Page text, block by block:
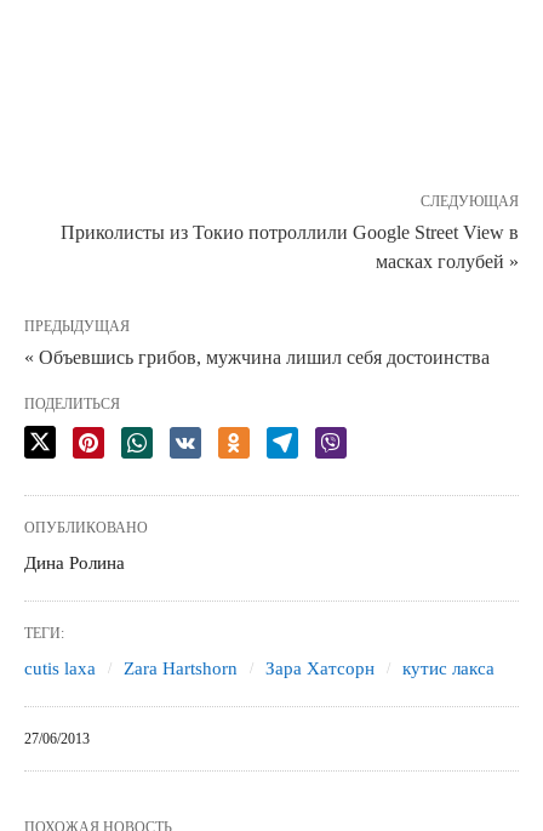
СЛЕДУЮЩАЯ
Приколисты из Токио потроллили Google Street View в
масках голубей »
ПРЕДЫДУЩАЯ
« Объевшись грибов, мужчина лишил себя достоинства
ПОДЕЛИТЬСЯ
ОПУБЛИКОВАНО
Дина Ролина
ТЕГИ:
cutis laxa Zara Hartshorn Зара Хатсорн кутис лакса
27/06/2013
ПОХОЖАЯ НОВОСТЬ